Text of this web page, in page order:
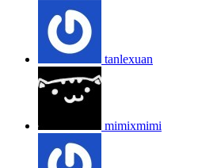
tanlexuan
mimixmimi